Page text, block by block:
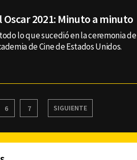
Oscar 2021: Minuto a minuto
lo que sucedió en la ceremonia de
de Cine de Estados Unidos.
6 7 SIGUIENTE